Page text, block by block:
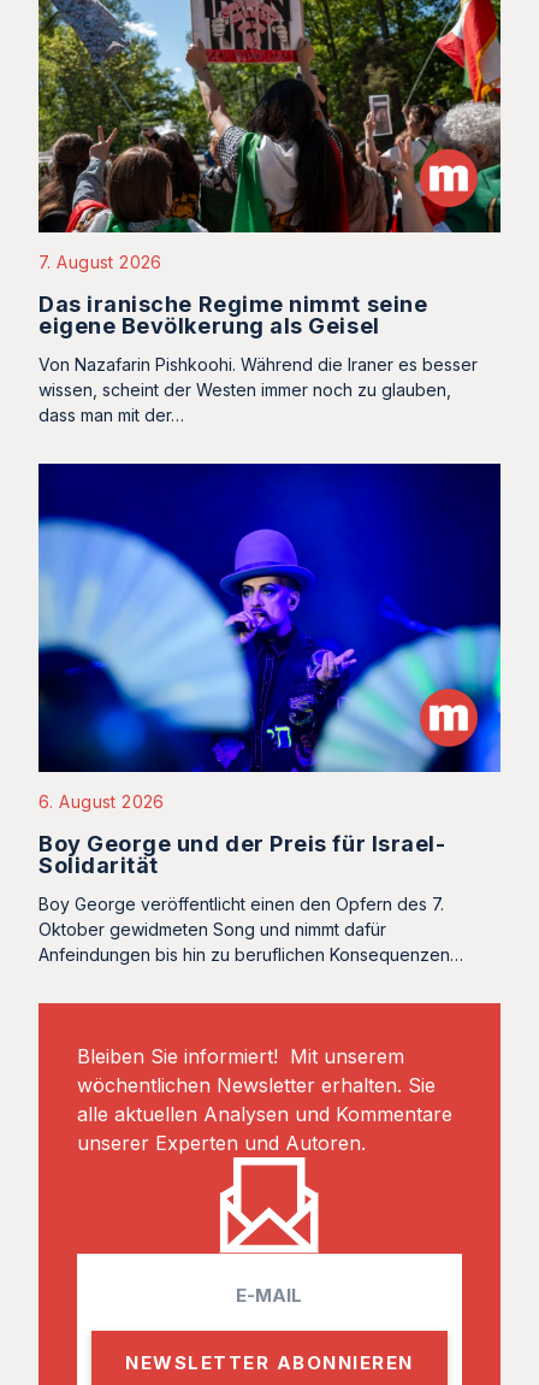
7. August 2026
Das iranische Regime nimmt seine
eigene Bevölkerung als Geisel
Von Nazafarin Pishkoohi. Während die Iraner es besser
wissen, scheint der Westen immer noch zu glauben,
dass man mit der…
6. August 2026
Boy George und der Preis für Israel-
Solidarität
Boy George veröffentlicht einen den Opfern des 7.
Oktober gewidmeten Song und nimmt dafür
Anfeindungen bis hin zu beruflichen Konsequenzen…
Bleiben Sie informiert! Mit unserem
wöchentlichen Newsletter erhalten. Sie
alle aktuellen Analysen und Kommentare
unserer Experten und Autoren.